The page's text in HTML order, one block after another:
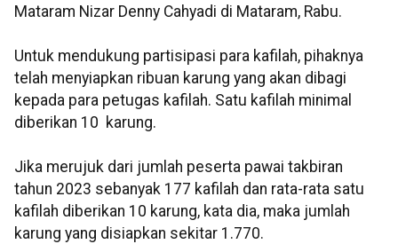
Mataram Nizar Denny Cahyadi di Mataram, Rabu.
Untuk mendukung partisipasi para kafilah, pihaknya
telah menyiapkan ribuan karung yang akan dibagi
kepada para petugas kafilah. Satu kafilah minimal
diberikan 10 karung.
Jika merujuk dari jumlah peserta pawai takbiran
tahun 2023 sebanyak 177 kafilah dan rata-rata satu
kafilah diberikan 10 karung, kata dia, maka jumlah
karung yang disiapkan sekitar 1.770.